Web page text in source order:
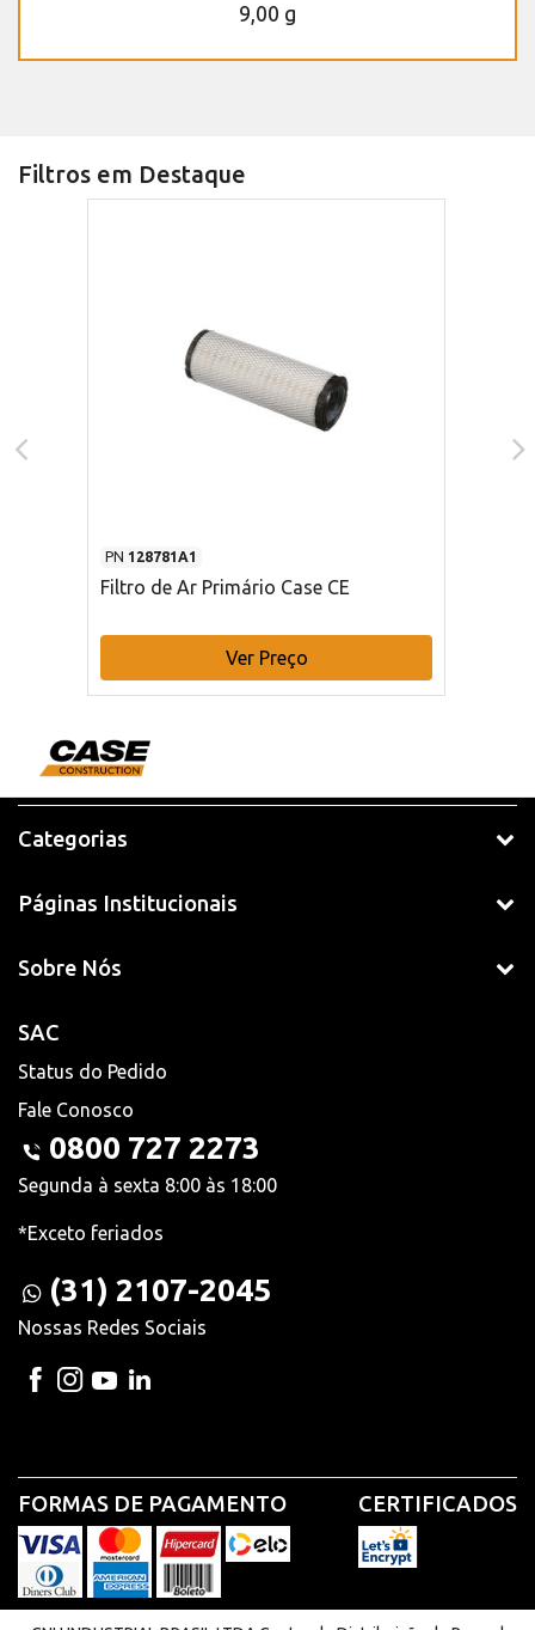
9,00 g
Filtros em Destaque
PN 128781A1
Filtro de Ar Primário Case CE
Ver Preço
Categorias
Páginas Institucionais
Sobre Nós
SAC
Status do Pedido
Fale Conosco
0800 727 2273
Segunda à sexta 8:00 às 18:00
*Exceto feriados
(31) 2107-2045
Nossas Redes Sociais
FORMAS DE PAGAMENTO CERTIFICADOS